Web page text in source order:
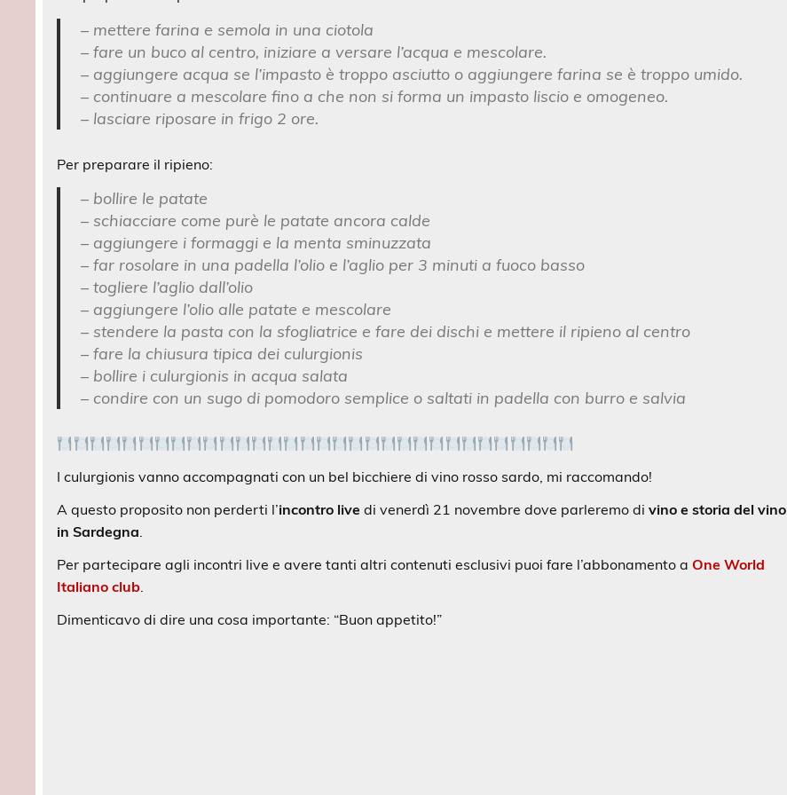
– mettere farina e semola in una ciotola
– fare un buco al centro, iniziare a versare l’acqua e mescolare.
– aggiungere acqua se l’impasto è troppo asciutto o aggiungere farina se è troppo umido.
– continuare a mescolare fino a che non si forma un impasto liscio e omogeneo.
– lasciare riposare in frigo 2 ore.
Per preparare il ripieno:
– bollire le patate
– schiacciare come purè le patate ancora calde
– aggiungere i formaggi e la menta sminuzzata
– far rosolare in una padella l’olio e l’aglio per 3 minuti a fuoco basso
– togliere l’aglio dall’olio
– aggiungere l’olio alle patate e mescolare
– stendere la pasta con la sfogliatrice e fare dei dischi e mettere il ripieno al centro
– fare la chiusura tipica dei culurgionis
– bollire i culurgionis in acqua salata
– condire con un sugo di pomodoro semplice o saltati in padella con burro e salvia
I culurgionis vanno accompagnati con un bel bicchiere di vino rosso sardo, mi raccomando!
A questo proposito non perderti l’incontro live di venerdì 21 novembre dove parleremo divino e storia del vino
in Sardegna.
Per partecipare agli incontri live e avere tanti altri contenuti esclusivi puoi fare l’abbonamento aOne World
Italiano club.
Dimenticavo di dire una cosa importante: “Buon appetito!”